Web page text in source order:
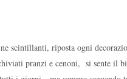
scintillanti, riposta ogni
pranzi e cenoni, si sente il